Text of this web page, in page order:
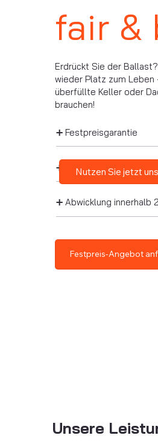
fair &
Erdrückt Sie der
wieder Platz zum Leben
überfüllte Keller oder
brauchen!
➕ Festpreisgarantie
➕ Kostenlose
➕ Abwicklung innerhalb
Festpreis-Angebot
Nutzen Sie jetzt
Unsere